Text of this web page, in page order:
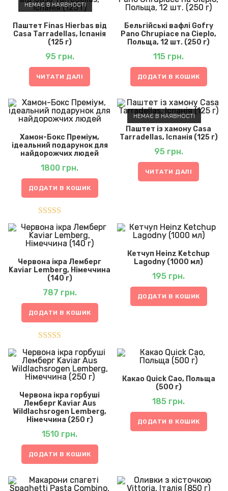
НЕМАЄ В НАЯВНОСТІ
Паштет Finas Hierbas від
Casa Tarradellas, Іспанія
(125 г)
95 грн.
ЧИТАТИ ДАЛІ
Бельгійські вафлі Gofry
Pano Chrupiace na Cieplo,
Польща, 12 шт. (250 г)
115 грн.
ДОДАТИ В КОШИК
Хамон-Бокс Преміум,
ідеальний подарунок для
найдорожчих людей
1800 грн.
ДОДАТИ В КОШИК
Оцінено в
5.00з 5
НЕМАЄ В НАЯВНОСТІ
Паштет із хамону Casa
Tarradellas, Іспанія (125 г)
95 грн.
ЧИТАТИ ДАЛІ
Червона ікра Лемберг
Kaviar Lemberg, Німеччина
(140 г)
787 грн.
ДОДАТИ В КОШИК
Оцінено в
5.00з 5
Кетчуп Heinz Ketchup
Lagodny (1000 мл)
195 грн.
ДОДАТИ В КОШИК
Червона ікра горбуші
Лемберг Kaviar Aus
Wildlachsrogen Lemberg,
Німеччина (250 г)
1510 грн.
ДОДАТИ В КОШИК
Какао Quick Cao, Польща
(500 г)
185 грн.
ДОДАТИ В КОШИК